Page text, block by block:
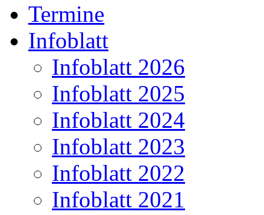
Termine
Infoblatt
Infoblatt 2026
Infoblatt 2025
Infoblatt 2024
Infoblatt 2023
Infoblatt 2022
Infoblatt 2021